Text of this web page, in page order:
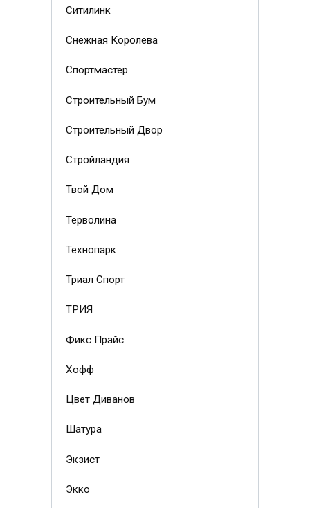
Ситилинк
Снежная Королева
Спортмастер
Строительный Бум
Строительный Двор
Стройландия
Твой Дом
Терволина
Технопарк
Триал Спорт
ТРИЯ
Фикс Прайс
Хофф
Цвет Диванов
Шатура
Экзист
Экко